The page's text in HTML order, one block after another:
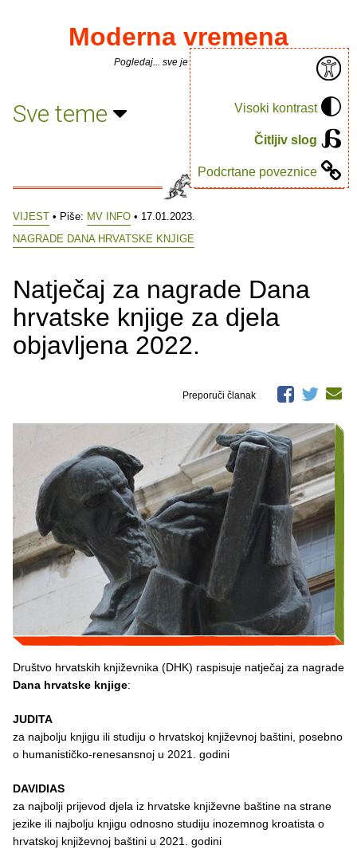
Visoki kontrast
Čitljiv slog
Podcrtane poveznice
Moderna vremena
Pogledaj... sve je puno knjiga.
Sve teme
VIJEST • Piše: MV INFO • 17.01.2023.
NAGRADE DANA HRVATSKE KNJIGE
Natječaj za nagrade Dana
hrvatske knjige za djela
objavljena 2022.
Preporuči članak
Društvo hrvatskih književnika (DHK) raspisuje natječaj za nagrade
Dana hrvatske knjige:
JUDITA
za najbolju knjigu ili studiju o hrvatskoj književnoj baštini, posebno
o humanističko-renesansnoj u 2021. godini
DAVIDIAS
za najbolji prijevod djela iz hrvatske književne baštine na strane
jezike ili najbolju knjigu odnosno studiju inozemnog kroatista o
hrvatskoj književnoj baštini u 2021. godini